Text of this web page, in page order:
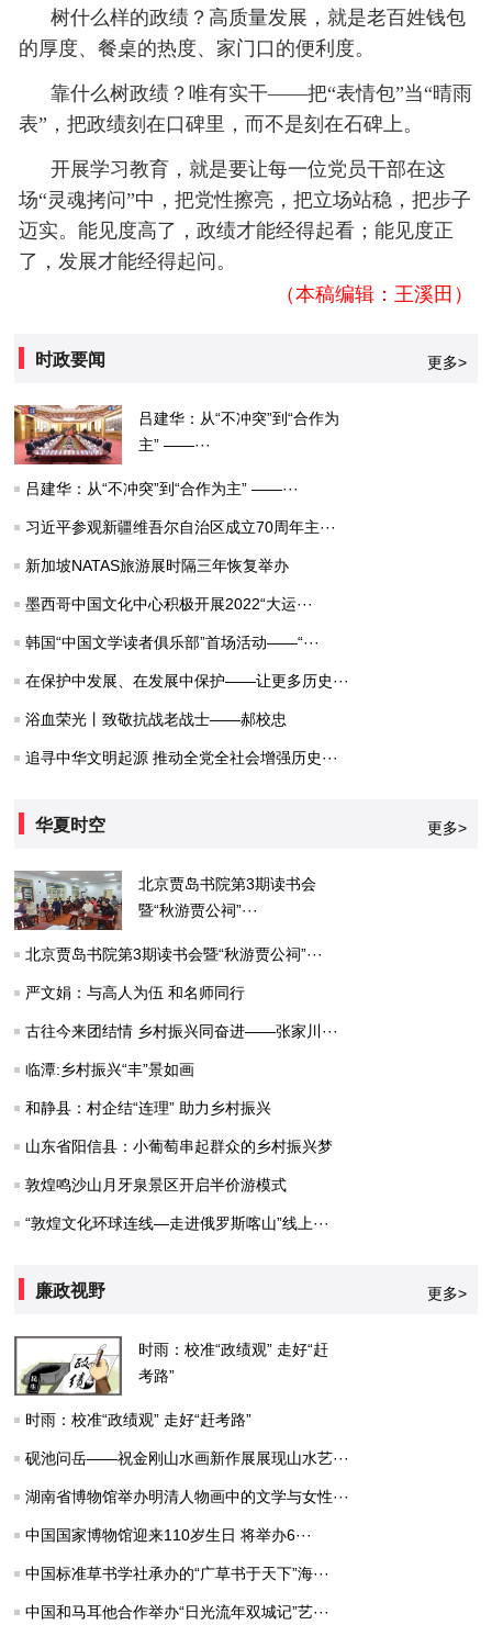
树什么样的政绩？高质量发展，就是老百姓钱包
的厚度、餐桌的热度、家门口的便利度。
靠什么树政绩？唯有实干——把“表情包”当“晴雨
表”，把政绩刻在口碑里，而不是刻在石碑上。
开展学习教育，就是要让每一位党员干部在这
场“灵魂拷问”中，把党性擦亮，把立场站稳，把步子
迈实。能见度高了，政绩才能经得起看；能见度正
了，发展才能经得起问。
（本稿编辑：王溪田）
时政要闻 更多>
吕建华：从“不冲突”到“合作为
主” ——···
吕建华：从“不冲突”到“合作为主” ——···
习近平参观新疆维吾尔自治区成立70周年主···
新加坡NATAS旅游展时隔三年恢复举办
墨西哥中国文化中心积极开展2022“大运···
韩国“中国文学读者俱乐部”首场活动——“···
在保护中发展、在发展中保护——让更多历史···
浴血荣光丨致敬抗战老战士——郝校忠
追寻中华文明起源 推动全党全社会增强历史···
华夏时空 更多>
北京贾岛书院第3期读书会
暨“秋游贾公祠”···
北京贾岛书院第3期读书会暨“秋游贾公祠”···
严文娟：与高人为伍 和名师同行
古往今来团结情 乡村振兴同奋进——张家川···
临潭:乡村振兴“丰”景如画
和静县：村企结“连理” 助力乡村振兴
山东省阳信县：小葡萄串起群众的乡村振兴梦
敦煌鸣沙山月牙泉景区开启半价游模式
“敦煌文化环球连线—走进俄罗斯喀山”线上···
廉政视野 更多>
时雨：校准“政绩观” 走好“赶
考路”
时雨：校准“政绩观” 走好“赶考路”
砚池问岳——祝金刚山水画新作展展现山水艺···
湖南省博物馆举办明清人物画中的文学与女性···
中国国家博物馆迎来110岁生日 将举办6···
中国标准草书学社承办的“广草书于天下”海···
中国和马耳他合作举办“日光流年双城记”艺···